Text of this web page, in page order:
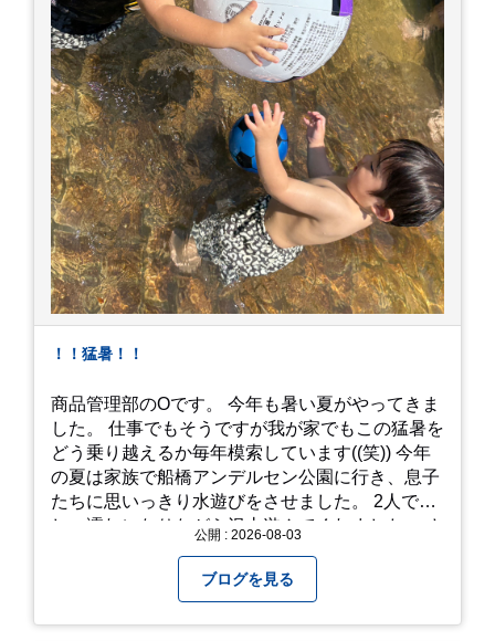
！！猛暑！！
商品管理部のOです。 今年も暑い夏がやってきま
した。 仕事でもそうですが我が家でもこの猛暑を
どう乗り越えるか毎年模索しています((笑)) 今年
の夏は家族で船橋アンデルセン公園に行き、息子
たちに思いっきり水遊びをさせました。 2人でび
しょ濡れになりながら沢山遊んでくれました。 さ
みようと思います。
公開 : 2026-08-03
ブログを見る